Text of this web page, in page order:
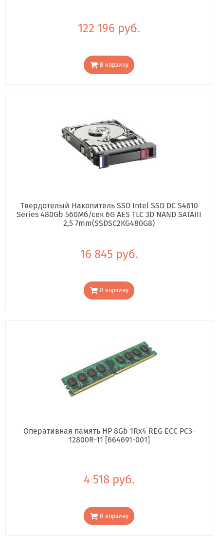
122 196 руб.
В корзину
Твердотелый Накопитель SSD Intel SSD DC S4610
Series 480Gb 560Мб/сек 6G AES TLC 3D NAND SATAIII
2,5 7mm(SSDSC2KG480G8)
16 845 руб.
В корзину
Оперативная память HP 8Gb 1Rx4 REG ECC PC3-
12800R-11 [664691-001]
4 518 руб.
В корзину